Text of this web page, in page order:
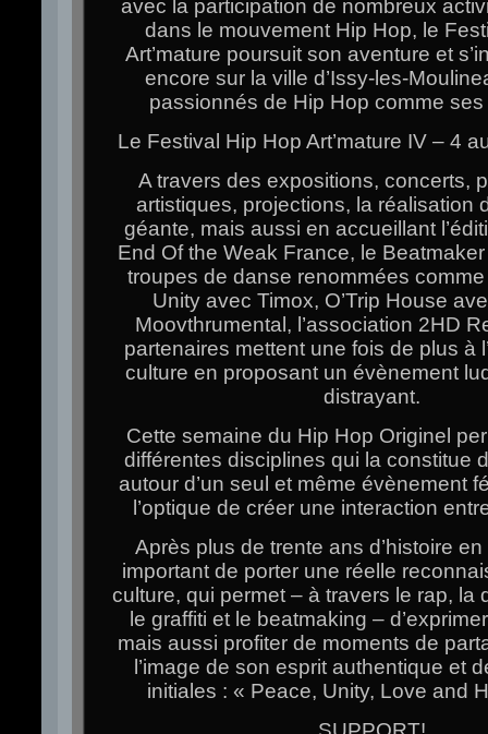
avec la participation de nombreux
dans le mouvement Hip Hop, le
Art’mature poursuit son aventure et
encore sur la ville d’Issy-les-
passionnés de Hip Hop comme
Le Festival Hip Hop Art’mature IV – 4
A travers des expositions, concerts,
artistiques, projections, la réalisation
géante, mais aussi en accueillant
End Of the Weak France, le
troupes de danse renommées
Unity avec Timox, O’Trip House
Moovthrumental, l’association 2HD
partenaires mettent une fois de plus à
culture en proposant un évènement
distrayant.
Cette semaine du Hip Hop Originel
différentes disciplines qui la constitue
autour d’un seul et même évènement
l’optique de créer une interaction
Après plus de trente ans d’histoire
important de porter une réelle
culture, qui permet – à travers le rap, la
le graffiti et le beatmaking –
mais aussi profiter de moments de
l’image de son esprit authentique et
initiales : « Peace, Unity, Love and